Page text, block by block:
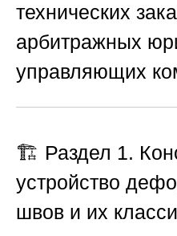
технических
арбитражных
управляющих
🏗️ Раздел 1.
устройство
швов и их